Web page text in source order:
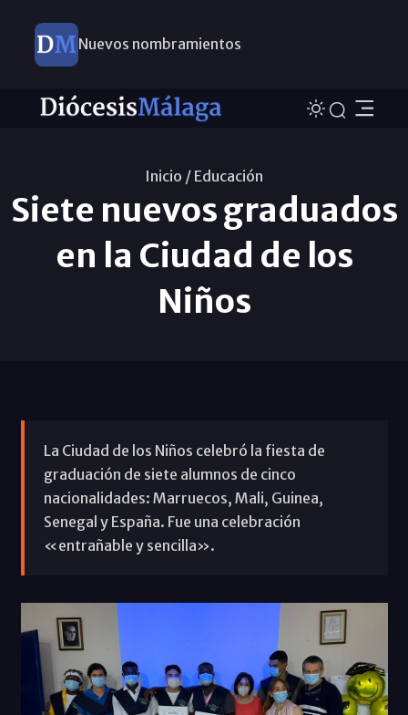
Nuevos nombramientos
Inicio / Educación
Siete nuevos graduados
en la Ciudad de los
Niños
La Ciudad de los Niños celebró la fiesta de
graduación de siete alumnos de cinco
nacionalidades: Marruecos, Mali, Guinea,
Senegal y España. Fue una celebración
«entrañable y sencilla».